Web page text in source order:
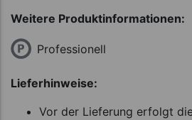
Weitere Produktinformationen:
Professionell
Lieferhinweise:
Vor der Lieferung erfolgt